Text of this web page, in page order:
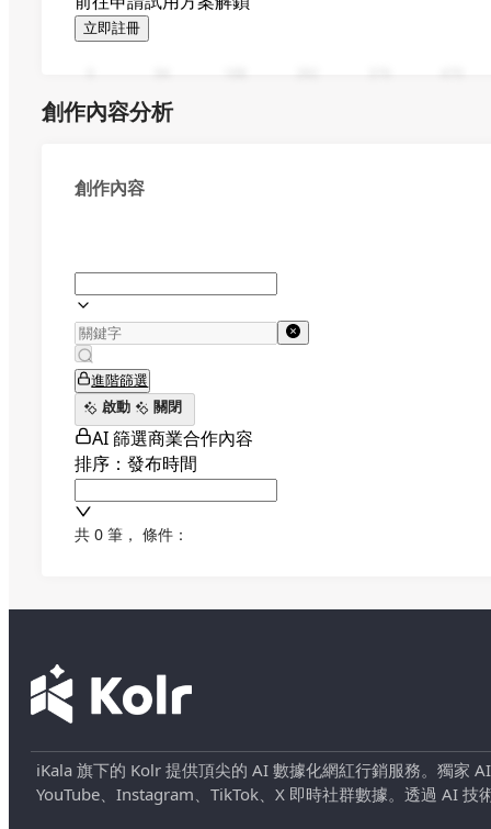
立即註冊
創作內容分析
創作內容
進階篩選
啟動
關閉
AI 篩選商業合作內容
排序：發布時間
共 0 筆 ， 條件：
iKala 旗下的 Kolr 提供頂尖的 AI 數據化網紅行銷服務。獨家
YouTube、Instagram、TikTok、X 即時社群數據。透過 AI